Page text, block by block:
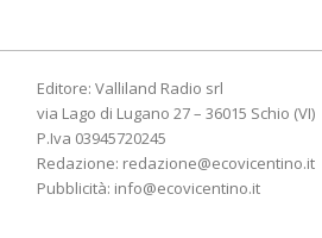
Editore: Valliland Radio srl
via Lago di Lugano 27 – 36015 Schio (VI)
P.Iva 03945720245
Redazione: redazione@ecovicentino.it
Pubblicità: info@ecovicentino.it